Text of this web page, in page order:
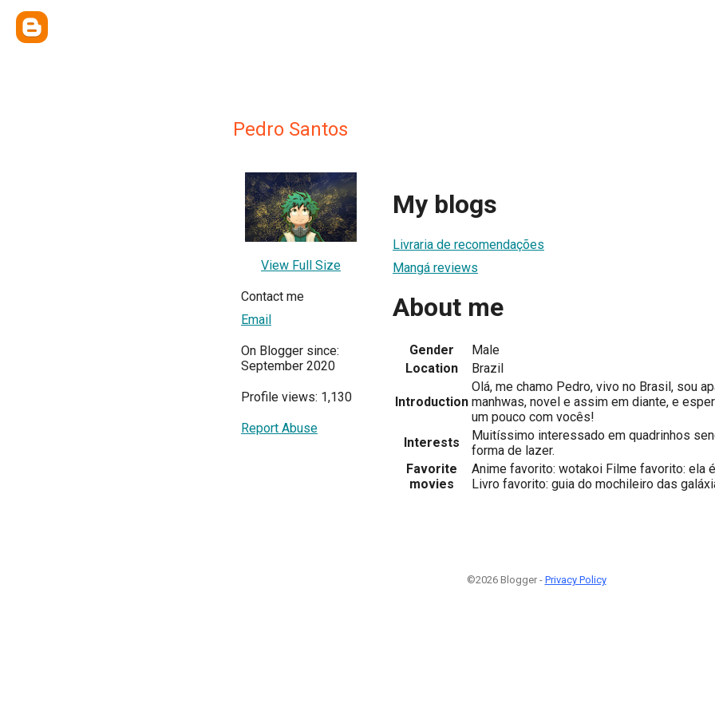
Pedro Santos
View Full Size
Contact me
Email
On Blogger since:
September 2020
Profile views: 1,130
Report Abuse
My blogs
Livraria de recomendações
Mangá reviews
About me
Gender
Male
Location
Brazil
Introduction
Olá, me chamo Pedro, vivo no Brasil, sou
manhwas, novel e assim em diante, e
um pouco com vocês!
Interests
Muitíssimo interessado em quadrinhos
forma de lazer.
Favorite
movies
Anime favorito: wotakoi Filme favorito: ela
Livro favorito: guia do mochileiro das
©2026 Blogger - Privacy Policy